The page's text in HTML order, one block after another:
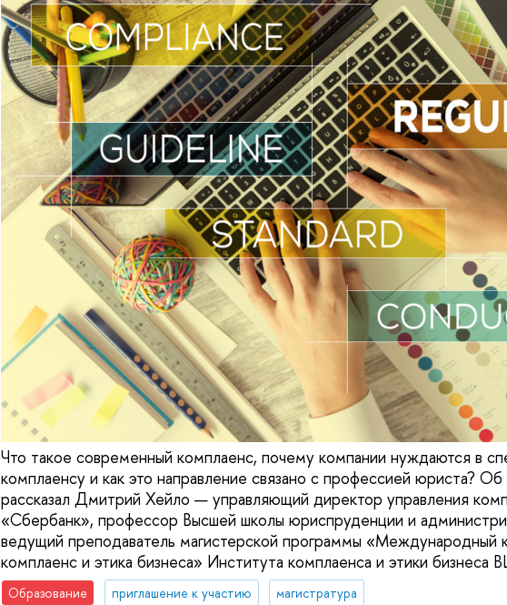
Что такое современный комплаенс, почему компании нуждаются в
комплаенсу и как это направление связано с профессией юриста?
рассказал Дмитрий Хейло — управляющий директор управления
«Сбербанк», профессор Высшей школы юриспруденции и
ведущий преподаватель магистерской программы «Международный
комплаенс и этика бизнеса» Института комплаенса и этики
Образование приглашение к участию магистратура